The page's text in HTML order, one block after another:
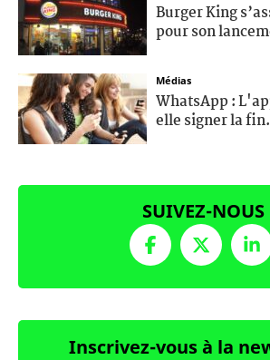
Burger King
pour son
Médias
WhatsApp :
elle signer la
SUIVEZ-NOUS
Inscrivez-vous à la